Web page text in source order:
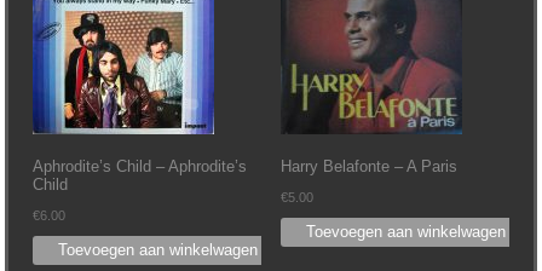
Aphrodite’s Child – Aphrodite’s
Child
€6.00
Toevoegen aan winkelwagen
Harry Belafonte – A Paris
€5.00
Toevoegen aan winkelwagen